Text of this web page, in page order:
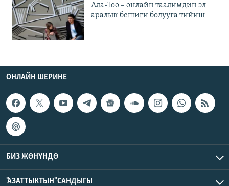
Ала-Тоо – онлайн таалимдин эл
аралык бешиги болууга тийиш
ОНЛАЙН ШЕРИНЕ
БИЗ ЖӨНҮНДӨ
"АЗАТТЫКТЫН" САНДЫГЫ